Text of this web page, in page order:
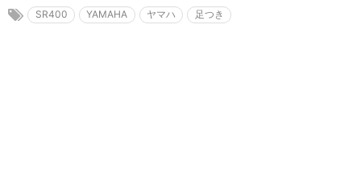
SR400 YAMAHA ヤマハ 足つき